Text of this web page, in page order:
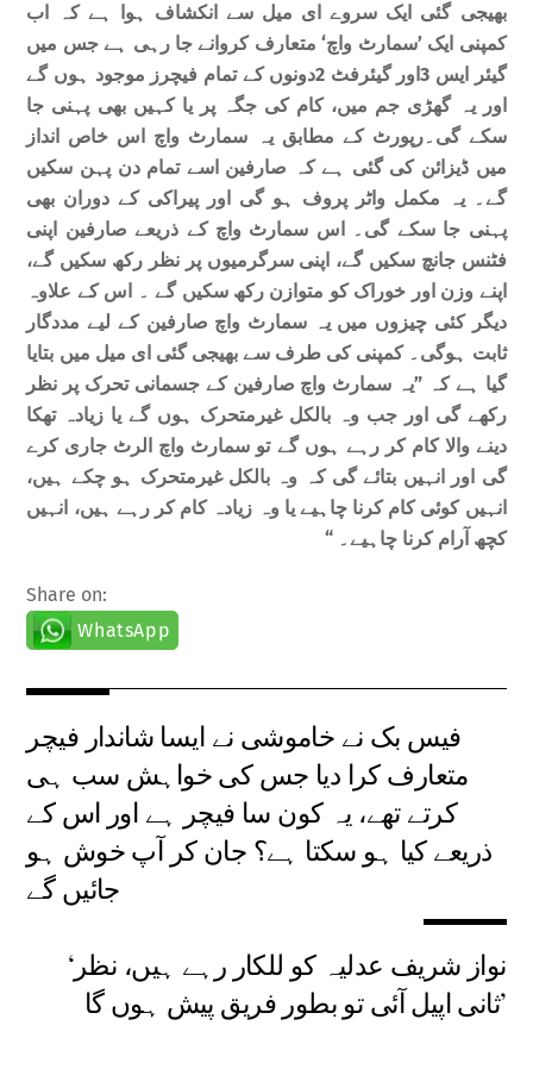
بھیجی گئی ایک سروے ای میل سے انکشاف ہوا ہے کہ اب
کمپنی ایک ’سمارٹ واچ‘ متعارف کروانے جا رہی ہے جس میں
گیئر ایس 3اور گیئرفٹ 2دونوں کے تمام فیچرز موجود ہوں گے
اور یہ گھڑی جم میں، کام کی جگہ پر یا کہیں بھی پہنی جا
سکے گی۔رپورٹ کے مطابق یہ سمارٹ واچ اس خاص انداز
میں ڈیزائن کی گئی ہے کہ صارفین اسے تمام دن پہن سکیں
گے۔ یہ مکمل واٹر پروف ہو گی اور پیراکی کے دوران بھی
پہنی جا سکے گی۔ اس سمارٹ واچ کے ذریعے صارفین اپنی
فٹنس جانچ سکیں گے، اپنی سرگرمیوں پر نظر رکھ سکیں گے،
اپنے وزن اور خوراک کو متوازن رکھ سکیں گے ۔ اس کے علاوہ
دیگر کئی چیزوں میں یہ سمارٹ واچ صارفین کے لیے مددگار
ثابت ہوگی۔ کمپنی کی طرف سے بھیجی گئی ای میل میں بتایا
گیا ہے کہ ”یہ سمارٹ واچ صارفین کے جسمانی تحرک پر نظر
رکھے گی اور جب وہ بالکل غیرمتحرک ہوں گے یا زیادہ تھکا
دینے والا کام کر رہے ہوں گے تو سمارٹ واچ الرٹ جاری کرے
گی اور انہیں بتائے گی کہ وہ بالکل غیرمتحرک ہو چکے ہیں،
انہیں کوئی کام کرنا چاہیے یا وہ زیادہ کام کر رہے ہیں، انہیں
کچھ آرام کرنا چاہیے۔ “
Share on:
WhatsApp
فیس بک نے خاموشی نے ایسا شاندار فیچر
متعارف کرا دیا جس کی خواہش سب ہی
کرتے تھے، یہ کون سا فیچر ہے اور اس کے
ذریعے کیا ہو سکتا ہے؟ جان کر آپ خوش ہو
جائیں گے
‘نواز شریف عدلیہ کو للکار رہے ہیں، نظر
ثانی اپیل آئی تو بطور فریق پیش ہوں گا’